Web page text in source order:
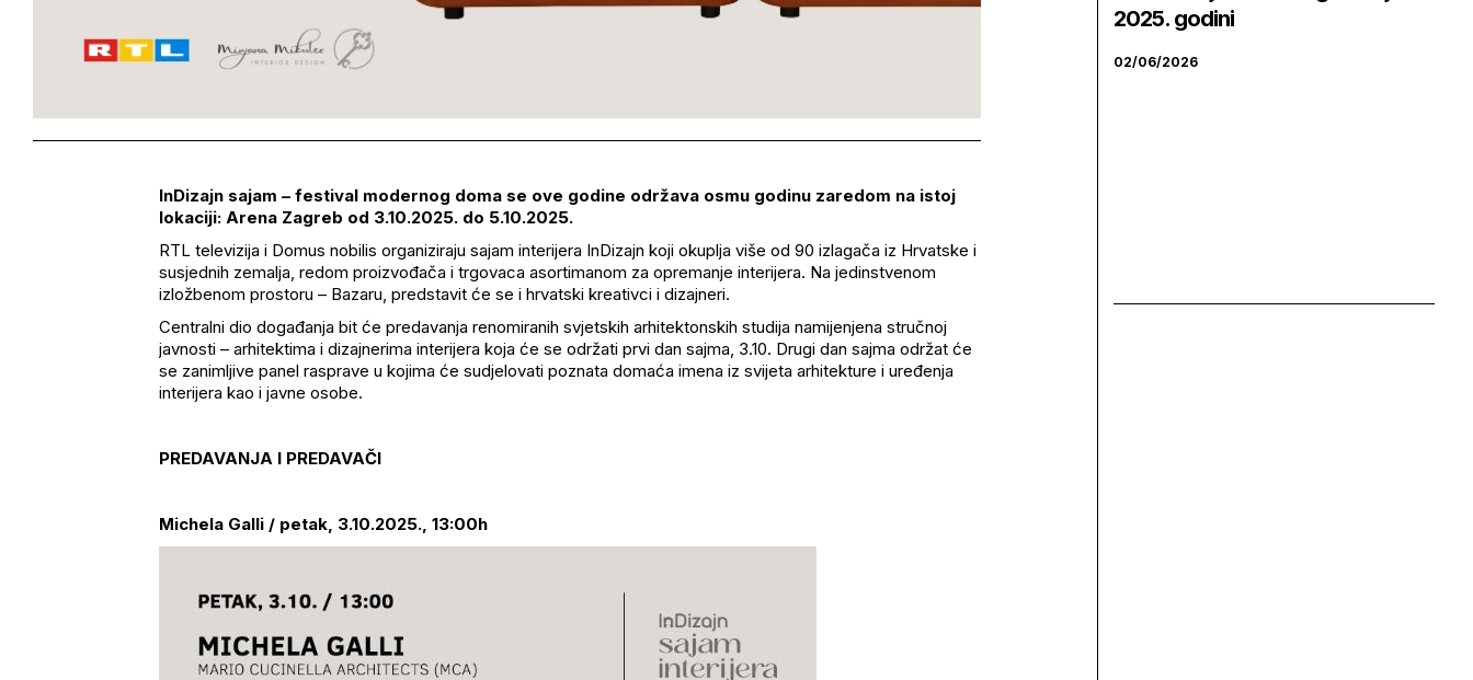
InDizajn sajam – festival modernog doma se ove godine održava osmu godinu zaredom na istoj
lokaciji: Arena Zagreb od 3.10.2025. do 5.10.2025.
RTL televizija i Domus nobilis organiziraju sajam interijera InDizajn koji okuplja više od 90 izlagača iz Hrvatske i
susjednih zemalja, redom proizvođača i trgovaca asortimanom za opremanje interijera. Na jedinstvenom
izložbenom prostoru – Bazaru, predstavit će se i hrvatski kreativci i dizajneri.
Centralni dio događanja bit će predavanja renomiranih svjetskih arhitektonskih studija namijenjena stručnoj
javnosti – arhitektima i dizajnerima interijera koja će se održati prvi dan sajma, 3.10. Drugi dan sajma održat će
se zanimljive panel rasprave u kojima će sudjelovati poznata domaća imena iz svijeta arhitekture i uređenja
interijera kao i javne osobe.
PREDAVANJA I PREDAVAČI
Michela Galli / petak, 3.10.2025., 13:00h
2025. godini
02/06/2026